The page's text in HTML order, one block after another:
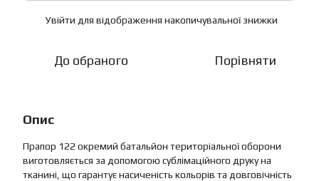
Увійти для відображення накопичувальної знижки
До обраного Порівняти
Опис
Прапор 122 окремий батальйон територіальної оборони
виготовляється за допомогою сублімаційного друку на
тканині, що гарантує насиченість кольорів та довговічність